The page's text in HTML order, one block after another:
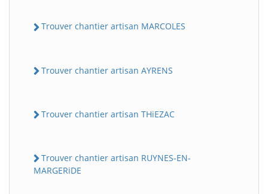
Trouver chantier artisan MARCOLES
Trouver chantier artisan AYRENS
Trouver chantier artisan THiEZAC
Trouver chantier artisan RUYNES-EN-
MARGERiDE